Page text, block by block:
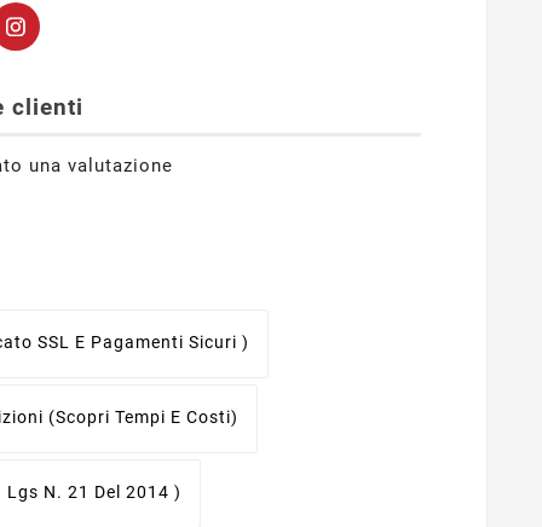
clienti
una valutazione
SSL E Pagamenti Sicuri )
(scopri Tempi E Costi)
Lgs N. 21 Del 2014 )